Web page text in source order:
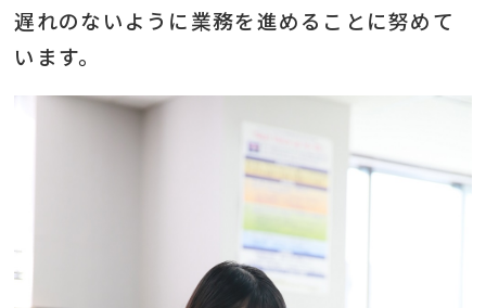
遅れのないように業務を進めることに努めて
います。